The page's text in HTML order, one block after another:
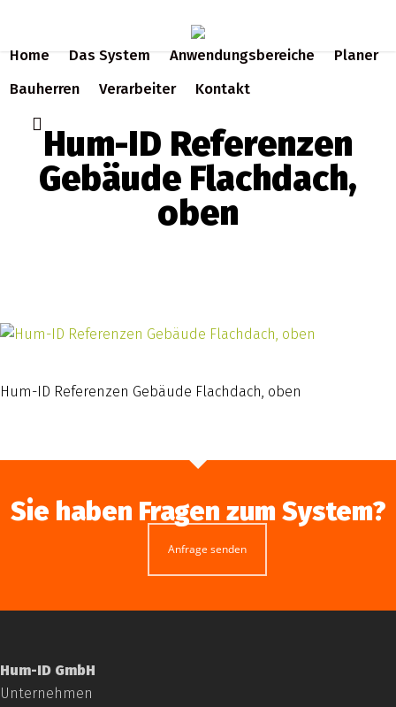
main
content
Home Das System Anwendungsbereiche
Planer
Bauherren
Verarbeiter Kontakt
Hum-ID Referenzen
Gebäude Flachdach,
oben
Hum-ID Referenzen Gebäude Flachdach, oben
Sie haben Fragen zum System?
Anfrage senden
Hum-ID GmbH
Unternehmen